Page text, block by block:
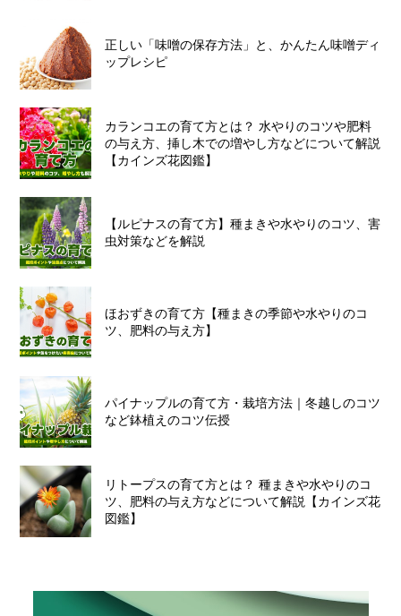
正しい「味噌の保存方法」と、かんたん味噌ディ
ップレシピ
カランコエの育て方とは？ 水やりのコツや肥料
の与え方、挿し木での増やし方などについて解説
【カインズ花図鑑】
【ルピナスの育て方】種まきや水やりのコツ、害
虫対策などを解説
ほおずきの育て方【種まきの季節や水やりのコ
ツ、肥料の与え方】
パイナップルの育て方・栽培方法｜冬越しのコツ
など鉢植えのコツ伝授
リトープスの育て方とは？ 種まきや水やりのコ
ツ、肥料の与え方などについて解説【カインズ花
図鑑】